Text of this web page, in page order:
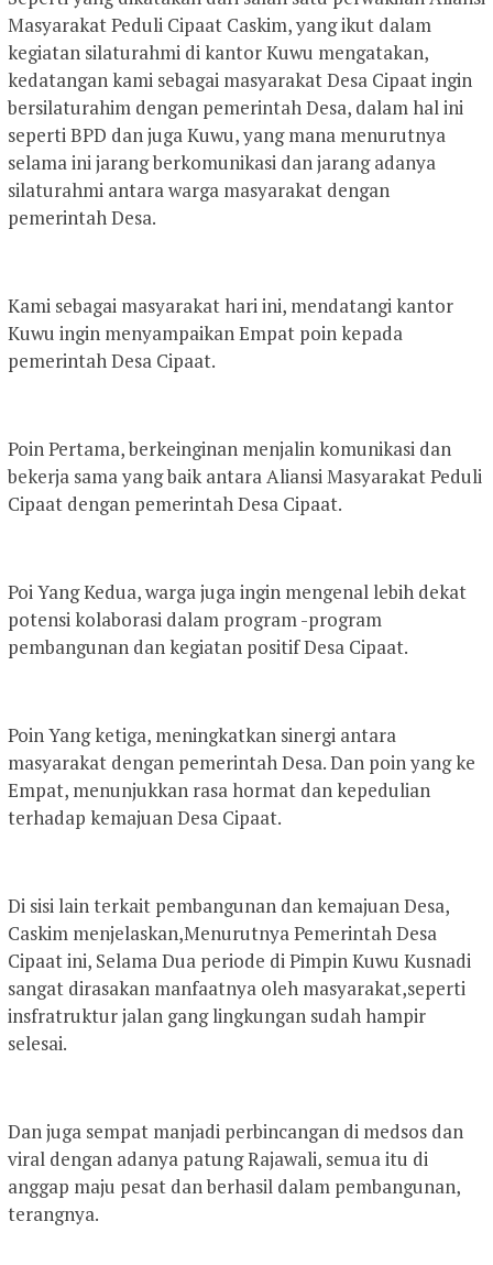
Masyarakat Peduli Cipaat Caskim, yang ikut dalam
kegiatan silaturahmi di kantor Kuwu mengatakan,
kedatangan kami sebagai masyarakat Desa Cipaat ingin
bersilaturahim dengan pemerintah Desa, dalam hal ini
seperti BPD dan juga Kuwu, yang mana menurutnya
selama ini jarang berkomunikasi dan jarang adanya
silaturahmi antara warga masyarakat dengan
pemerintah Desa.
Kami sebagai masyarakat hari ini, mendatangi kantor
Kuwu ingin menyampaikan Empat poin kepada
pemerintah Desa Cipaat.
Poin Pertama, berkeinginan menjalin komunikasi dan
bekerja sama yang baik antara Aliansi Masyarakat Peduli
Cipaat dengan pemerintah Desa Cipaat.
Poi Yang Kedua, warga juga ingin mengenal lebih dekat
potensi kolaborasi dalam program -program
pembangunan dan kegiatan positif Desa Cipaat.
Poin Yang ketiga, meningkatkan sinergi antara
masyarakat dengan pemerintah Desa. Dan poin yang ke
Empat, menunjukkan rasa hormat dan kepedulian
terhadap kemajuan Desa Cipaat.
Di sisi lain terkait pembangunan dan kemajuan Desa,
Caskim menjelaskan,Menurutnya Pemerintah Desa
Cipaat ini, Selama Dua periode di Pimpin Kuwu Kusnadi
sangat dirasakan manfaatnya oleh masyarakat,seperti
insfratruktur jalan gang lingkungan sudah hampir
selesai.
Dan juga sempat manjadi perbincangan di medsos dan
viral dengan adanya patung Rajawali, semua itu di
anggap maju pesat dan berhasil dalam pembangunan,
terangnya.